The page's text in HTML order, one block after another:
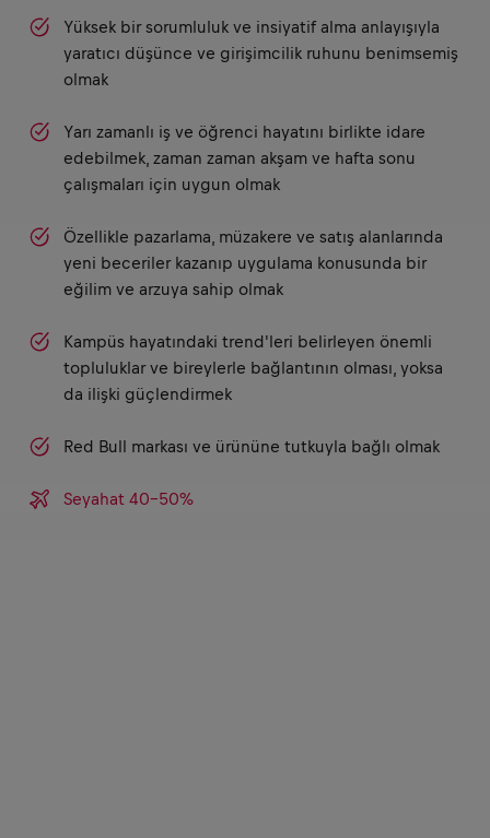
Yüksek bir sorumluluk ve insiyatif alma anlayışıyla
yaratıcı düşünce ve girişimcilik ruhunu benimsemiş
olmak
Yarı zamanlı iş ve öğrenci hayatını birlikte idare
edebilmek, zaman zaman akşam ve hafta sonu
çalışmaları için uygun olmak
Özellikle pazarlama, müzakere ve satış alanlarında
yeni beceriler kazanıp uygulama konusunda bir
eğilim ve arzuya sahip olmak
Kampüs hayatındaki trend'leri belirleyen önemli
topluluklar ve bireylerle bağlantının olması, yoksa
da ilişki güçlendirmek
Red Bull markası ve ürününe tutkuyla bağlı olmak
Seyahat 40-50%